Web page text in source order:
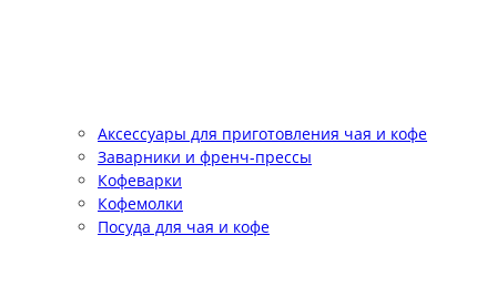
Аксессуары для приготовления чая и кофе
Заварники и френч-прессы
Кофеварки
Кофемолки
Посуда для чая и кофе